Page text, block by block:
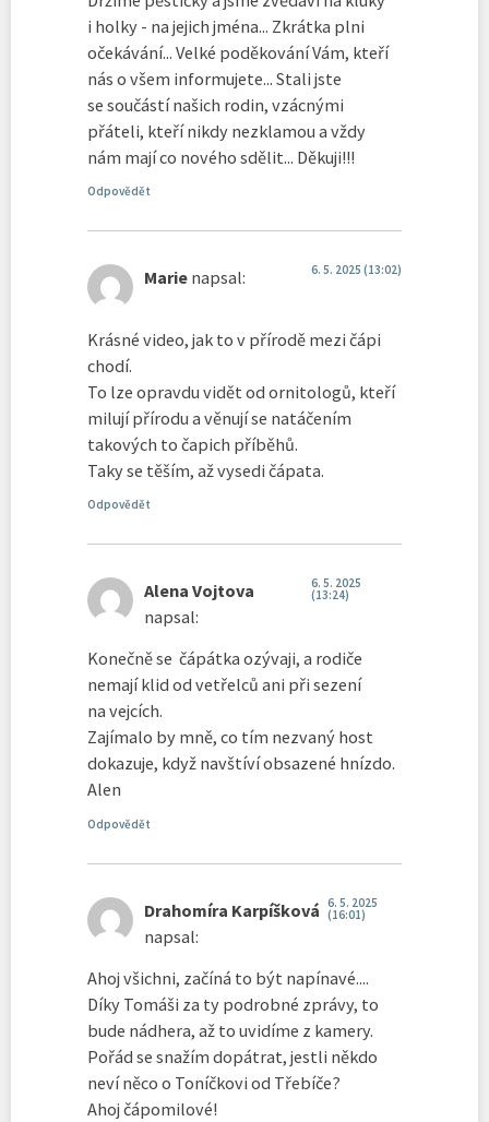
i holky - na jejich jména... Zkrátka plni
očekávání... Velké poděkování Vám, kteří
nás o všem informujete... Stali jste
se součástí našich rodin, vzácnými
přáteli, kteří nikdy nezklamou a vždy
nám mají co nového sdělit... Děkuji!!!
Odpovědět
Marie napsal: 6. 5. 2025 (13:02)
Krásné video, jak to v přírodě mezi čápi
chodí.
To lze opravdu vidět od ornitologů, kteří
milují přírodu a věnují se natáčením
takových to čapich příběhů.
Taky se těším, až vysedi čápata.
Odpovědět
Alena Vojtova
napsal:
6. 5. 2025
(13:24)
Konečně se čápátka ozývaji, a rodiče
nemají klid od vetřelců ani při sezení
na vejcích.
Zajímalo by mně, co tím nezvaný host
dokazuje, když navštíví obsazené hnízdo.
Alen
Odpovědět
Drahomíra Karpíšková
napsal:
6. 5. 2025
(16:01)
Ahoj všichni, začíná to být napínavé....
Díky Tomáši za ty podrobné zprávy, to
bude nádhera, až to uvidíme z kamery.
Pořád se snažím dopátrat, jestli někdo
neví něco o Toníčkovi od Třebíče?
Ahoj čápomilové!